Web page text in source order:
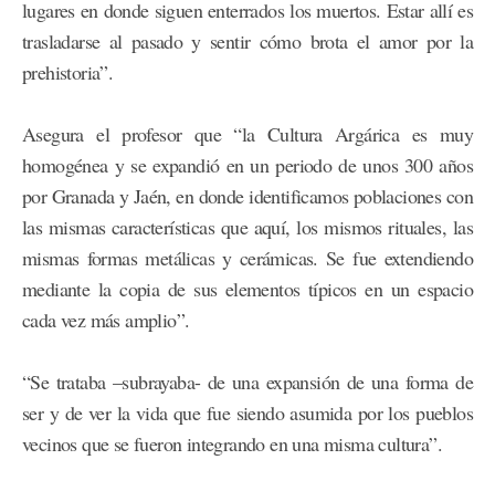
lugares en donde siguen enterrados los muertos. Estar allí es
trasladarse al pasado y sentir cómo brota el amor por la
prehistoria”.
Asegura el profesor que “la Cultura Argárica es muy
homogénea y se expandió en un periodo de unos 300 años
por Granada y Jaén, en donde identificamos poblaciones con
las mismas características que aquí, los mismos rituales, las
mismas formas metálicas y cerámicas. Se fue extendiendo
mediante la copia de sus elementos típicos en un espacio
cada vez más amplio”.
“Se trataba –subrayaba- de una expansión de una forma de
ser y de ver la vida que fue siendo asumida por los pueblos
vecinos que se fueron integrando en una misma cultura”.